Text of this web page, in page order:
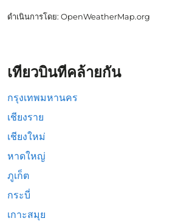
ดำเนินการโดย: OpenWeatherMap.org
เที่ยวบินที่คล้ายกัน
กรุงเทพมหานคร
เชียงราย
เชียงใหม่
หาดใหญ่
ภูเก็ต
กระบี่
เกาะสมุย